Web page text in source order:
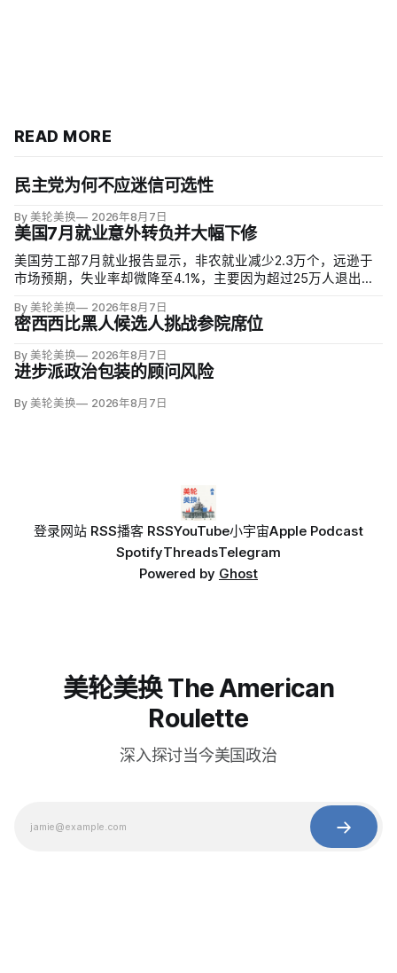
READ MORE
民主党为何不应迷信可选性
By 美轮美换 2026年8月7日
美国7月就业意外转负并大幅下修
美国劳工部7月就业报告显示，非农就业减少2.3万个，远逊于
市场预期，失业率却微降至4.1%，主要因为超过25万人退出劳
岁黄金年龄人群参与率为83.4%，仍低于近期84%的高点。
By 美轮美换 2026年8月7日
密西西比黑人候选人挑战参院席位
By 美轮美换 2026年8月7日
进步派政治包装的顾问风险
By 美轮美换 2026年8月7日
登录网站 RSS播客 RSSYouTube小宇宙Apple Podcast
SpotifyThreadsTelegram
Powered by Ghost
美轮美换 The American
Roulette
深入探讨当今美国政治